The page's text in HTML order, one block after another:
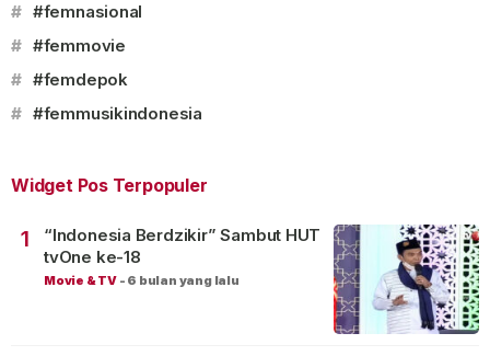
# #femnasional
# #femmovie
# #femdepok
# #femmusikindonesia
Widget Pos Terpopuler
1
“Indonesia Berdzikir” Sambut HUT
tvOne ke-18
Movie & TV - 6 bulan yang lalu